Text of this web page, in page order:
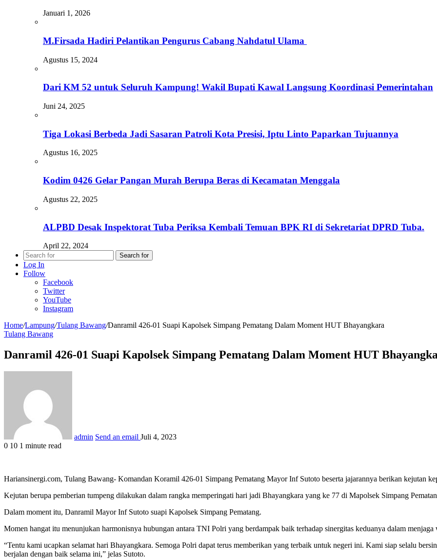
Januari 1, 2026
M.Firsada Hadiri Pelantikan Pengurus Cabang Nahdatul Ulama
Agustus 15, 2024
Dari KM 52 untuk Seluruh Kampung! Wakil Bupati Kawal Langsung Koordinasi Pemerintahan
Juni 24, 2025
Tiga Lokasi Berbeda Jadi Sasaran Patroli Kota Presisi, Iptu Linto Paparkan Tujuannya
Agustus 16, 2025
Kodim 0426 Gelar Pangan Murah Berupa Beras di Kecamatan Menggala
Agustus 22, 2025
ALPBD Desak Inspektorat Tuba Periksa Kembali Temuan BPK RI di Sekretariat DPRD Tuba.
April 22, 2024
Search for
Log In
Follow
Facebook
Twitter
YouTube
Instagram
Home/Lampung/Tulang Bawang/Danramil 426-01 Suapi Kapolsek Simpang Pematang Dalam Moment HUT Bhayangkara
Tulang Bawang
Danramil 426-01 Suapi Kapolsek Simpang Pematang Dalam Moment HUT
admin Send an email Juli 4, 2023
0 10 1 minute read
Hariansinergi.com, Tulang Bawang- Komandan Koramil 426-01 Simpang Pematang Mayor Inf Sutoto beserta jajarannya berikan kejutan
Kejutan berupa pemberian tumpeng dilakukan dalam rangka memperingati hari jadi Bhayangkara yang ke 77 di Mapolsek Simpang
Dalam moment itu, Danramil Mayor Inf Sutoto suapi Kapolsek Simpang Pematang.
Momen hangat itu menunjukan harmonisnya hubungan antara TNI Polri yang berdampak baik terhadap sinergitas keduanya dalam
“Tentu kami ucapkan selamat hari Bhayangkara. Semoga Polri dapat terus memberikan yang terbaik untuk negeri ini. Kami siap selalu
berjalan dengan baik selama ini,” jelas Sutoto.